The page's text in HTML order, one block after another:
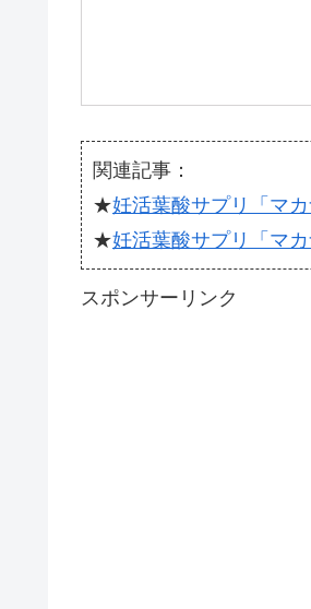
関連記事：
★妊活葉酸サプリ「マ
★妊活葉酸サプリ「マ
スポンサーリンク